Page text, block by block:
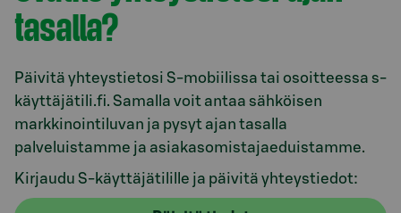
tasalla?
Päivitä yhteystietosi S-mobiilissa tai osoitteessa s-
käyttäjätili.fi. Samalla voit antaa sähköisen
markkinointiluvan ja pysyt ajan tasalla
palveluistamme ja asiakasomistajaeduistamme.
Kirjaudu S-käyttäjätilille ja päivitä yhteystiedot: